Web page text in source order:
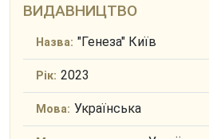
ВИДАВНИЦТВО
Назва: "Генеза" Київ
Рік: 2023
Мова: Українська